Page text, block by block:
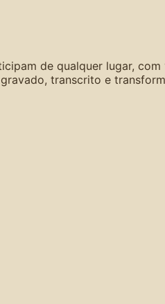
de qualquer lugar,
transcrito e